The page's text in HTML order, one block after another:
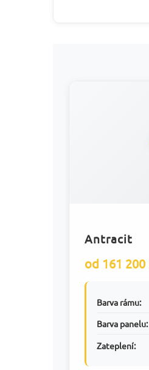
Antracit
od 161 200
Barva rámu:
Barva panelu:
Zateplení: